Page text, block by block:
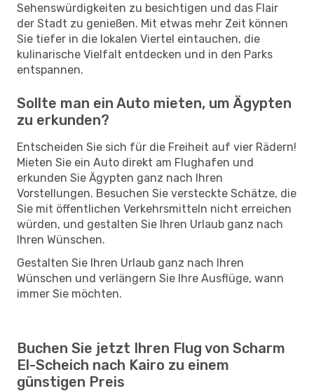
Sehenswürdigkeiten zu besichtigen und das Flair
der Stadt zu genießen. Mit etwas mehr Zeit können
Sie tiefer in die lokalen Viertel eintauchen, die
kulinarische Vielfalt entdecken und in den Parks
entspannen.
Sollte man ein Auto mieten, um Ägypten
zu erkunden?
Entscheiden Sie sich für die Freiheit auf vier Rädern!
Mieten Sie ein Auto direkt am Flughafen und
erkunden Sie Ägypten ganz nach Ihren
Vorstellungen. Besuchen Sie versteckte Schätze, die
Sie mit öffentlichen Verkehrsmitteln nicht erreichen
würden, und gestalten Sie Ihren Urlaub ganz nach
Ihren Wünschen.
Gestalten Sie Ihren Urlaub ganz nach Ihren
Wünschen und verlängern Sie Ihre Ausflüge, wann
immer Sie möchten.
Buchen Sie jetzt Ihren Flug von Scharm
El-Scheich nach Kairo zu einem
günstigen Preis